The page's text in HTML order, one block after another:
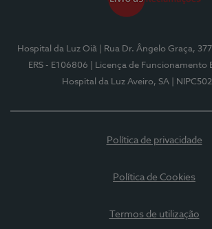
Hospital da Luz Oiã | Rua Dr. Ângelo Graça,
ERS - E106806
| Licença de Funcionamento
Hospital da Luz Aveiro, SA
|
Política de privacidade
Política de Cookies
Termos de utilização